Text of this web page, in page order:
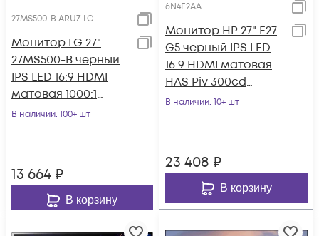
27MS500-B.ARUZ LG
Монитор LG 27"
27MS500-B черный
IPS LED 16:9 HDMI
матовая 1000:1
250cd 178гр/178гр
В наличии: 100+ шт
13 664 ₽
В корзину
6N4E2AA
Монитор HP 27" E27
G5 черный IPS LED
16:9 HDMI матовая
HAS Piv 300cd
178гр/178гр 1920x1080
В наличии: 10+ шт
23 408 ₽
В корзину